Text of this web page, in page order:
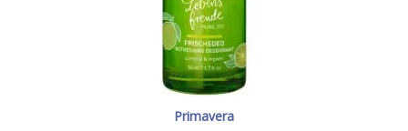
Primavera